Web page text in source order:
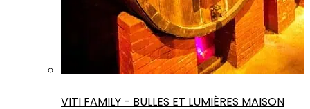
VITI FAMILY - BULLES ET LUMIÈRES MAISON